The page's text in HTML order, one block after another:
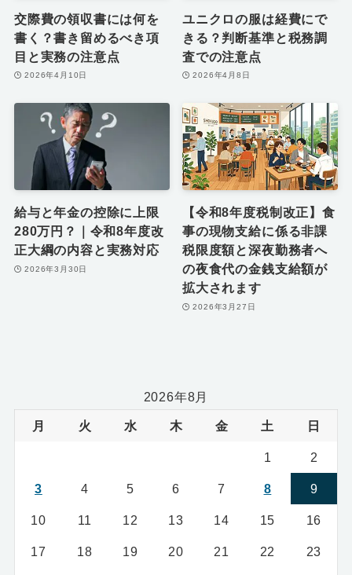
交際費の領収書には何を
書く？書き留めるべき項
目と実務の注意点
2026年4月10日
ユニクロの服は経費にで
きる？判断基準と税務調
査での注意点
2026年4月8日
給与と年金の控除に上限
280万円？｜令和8年度改
正大綱の内容と実務対応
2026年3月30日
【令和8年度税制改正】食
事の現物支給に係る非課
税限度額と深夜勤務者へ
の夜食代の金銭支給額が
拡大されます
2026年3月27日
2026年8月
月 火 水 木 金 土 日
1 2
3 4 5 6 7 8 9
10 11 12 13 14 15 16
17 18 19 20 21 22 23